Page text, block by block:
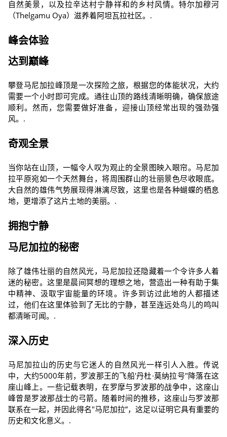
自然美景，以及拉辛达村宁静祥和的乡村风情。特尔加穆河
（Thelgamu Oya）滋养着阿坦瓦拉社区。.
峰会体验
达到巅峰
攀登马尼加拉峰顶是一次探险之旅，根据您的体能状况，大约
需要一个小时即可完成。通往山顶的路线清晰明确，确保旅途
顺利。然而，您需要做好准备，迎接山顶经常出现的强劲强
风。.
奇观全景
当你站在山顶，一幅令人叹为观止的全景图映入眼帘。马尼加
拉平原宛如一个天然舞台，将周围群山的壮丽景色尽收眼底。
大自然的雄伟气势展现得淋漓尽致，这里也是各种蝴蝶的栖息
地，更增添了这片土地的美丽。.
拥抱宁静
马尼加拉的秘密
除了雄伟壮丽的自然风光，马尼加拉还隐藏着一个令许多人着
迷的秘密。这里是晨间冥想的理想之地，营造出一种有助于集
中精神、汲取宇宙能量的环境。许多到访过此地的人都描述
过，他们在这里体验到了无比的宁静，甚至连远处鸟儿的鸣叫
都清晰可闻。.
深入历史
马尼加拉山的历史与它迷人的自然风光一样引人入胜。传说
中，大约5000年前，罗波那王的飞船'丹杜·莫纳拉号"降落在这
座山峰上。一些记载表明，在罗摩与罗波那的战争中，这座山
峰曾是罗波那战士的弓箭。随着时间的推移，这座山与罗波那
联系在一起，并因此得名"马尼加拉”，这足以证明它具有重要的
历史和文化意义。.